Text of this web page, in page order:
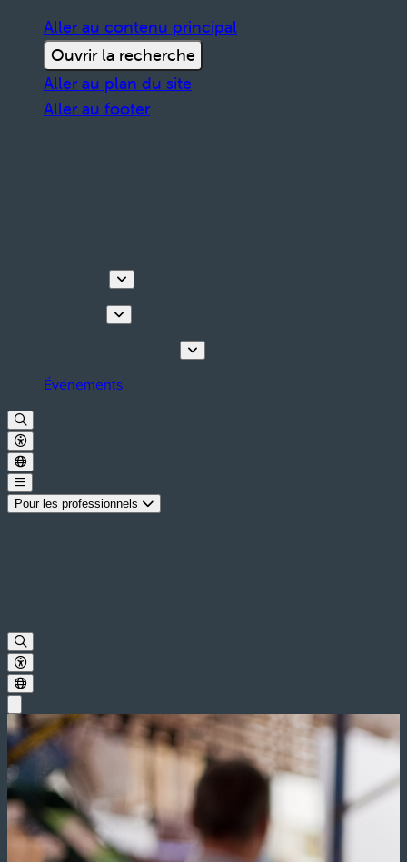
Aller au contenu principal
Ouvrir la recherche
Aller au plan du site
Aller au footer
Événements
Pour les professionnels